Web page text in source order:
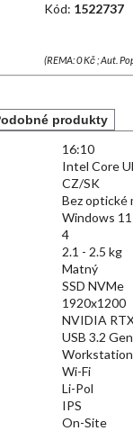
Kód: 1522737
(REMA: 0 Kč ; Aut.
produkty
16:10
Intel Core
CZ/SK
Bez optické
Windows
4
2.1 - 2.5 kg
Matný
SSD NVMe
1920x1200
NVIDIA
USB 3.2 Gen
Workstation
Wi-Fi
Li-Pol
IPS
On-Site